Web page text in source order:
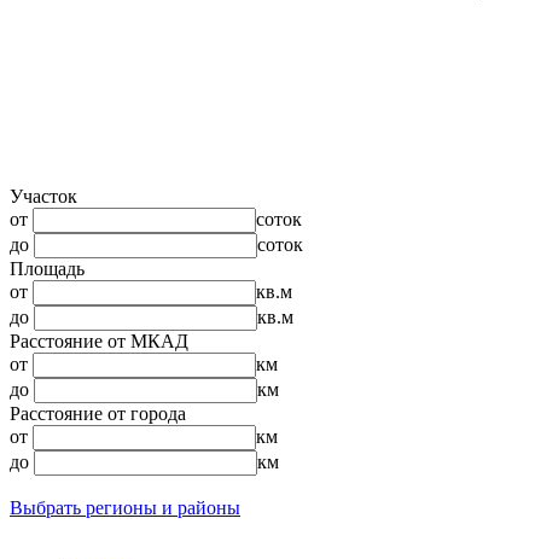
Участок
от
соток
до
соток
Площадь
от
кв.м
до
кв.м
Расстояние от МКАД
от
км
до
км
Расстояние от города
от
км
до
км
Выбрать регионы и районы